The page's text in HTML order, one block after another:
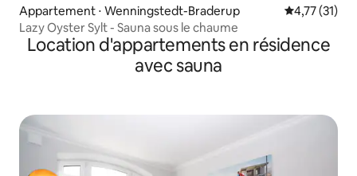
Appartement ⋅ Wenningstedt-Braderup Évaluation
4,77 (31)
Lazy Oyster Sylt - Sauna sous le chaume
Location d'appartements en résidence
avec sauna